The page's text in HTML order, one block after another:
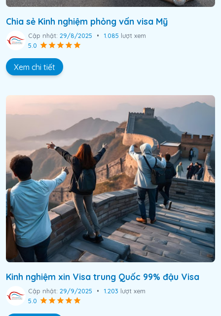
Chia sẻ Kinh nghiệm phỏng vấn visa Mỹ
Cập nhật: 29/8/2025 • 1.085 lượt xem
5.0
Xem chi tiết
Kinh nghiệm xin Visa trung Quốc 99% đậu Visa
Cập nhật: 29/9/2025 • 1.203 lượt xem
5.0